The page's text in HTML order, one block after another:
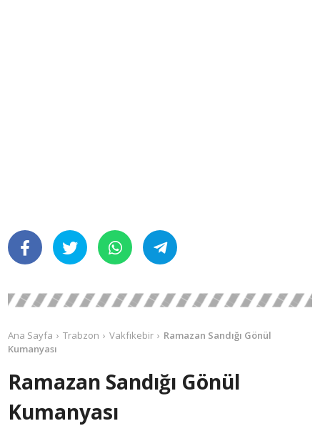
Ana Sayfa Trabzon Vakfıkebir
Ramazan Sandığı Gönül
Kumanyası
Ramazan Sandığı Gönül
Kumanyası